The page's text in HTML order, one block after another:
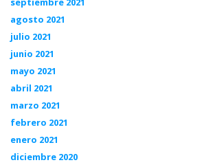
agosto 2021
julio 2021
junio 2021
mayo 2021
abril 2021
marzo 2021
febrero 2021
enero 2021
diciembre 2020